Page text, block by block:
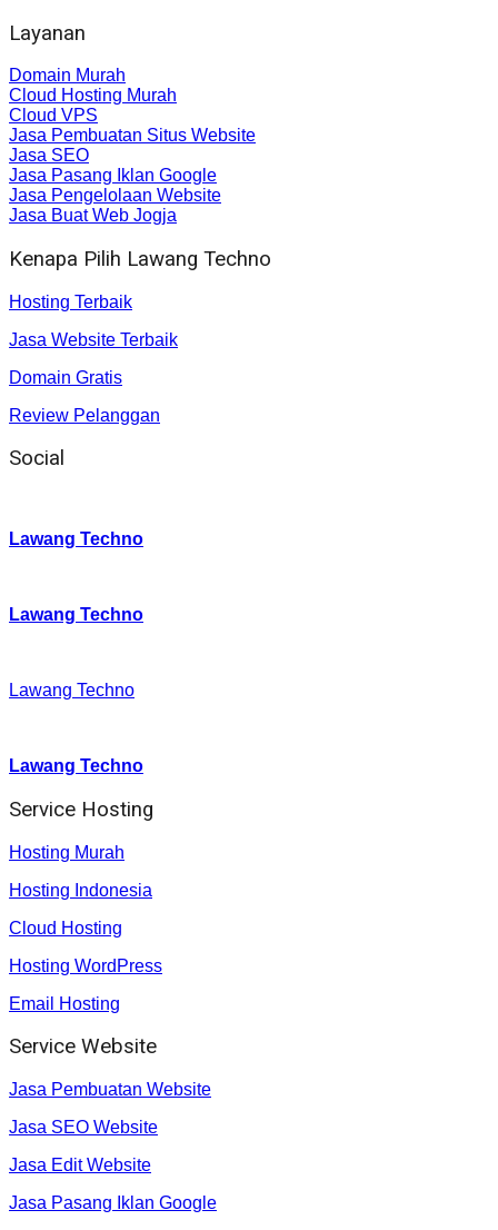
Layanan
Domain Murah
Cloud Hosting Murah
Cloud VPS
Jasa Pembuatan Situs Website
Jasa SEO
Jasa Pasang Iklan Google
Jasa Pengelolaan Website
Jasa Buat Web Jogja
Kenapa Pilih Lawang Techno
Hosting Terbaik
Jasa Website Terbaik
Domain Gratis
Review Pelanggan
Social
Lawang Techno
Lawang Techno
Lawang Techno
Lawang Techno
Service Hosting
Hosting Murah
Hosting Indonesia
Cloud Hosting
Hosting WordPress
Email Hosting
Service Website
Jasa Pembuatan Website
Jasa SEO Website
Jasa Edit Website
Jasa Pasang Iklan Google